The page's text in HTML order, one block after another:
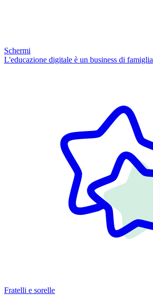
Schermi
L'educazione digitale è un business di famiglia
Fratelli e sorelle